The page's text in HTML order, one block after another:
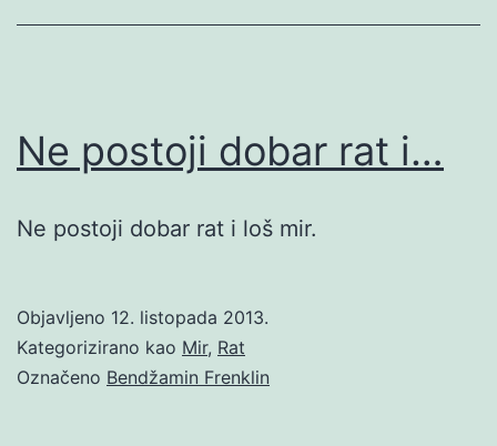
Ne postoji dobar rat i…
Ne postoji dobar rat i loš mir.
Objavljeno 12. listopada 2013.
Kategorizirano kao Mir, Rat
Označeno Bendžamin Frenklin